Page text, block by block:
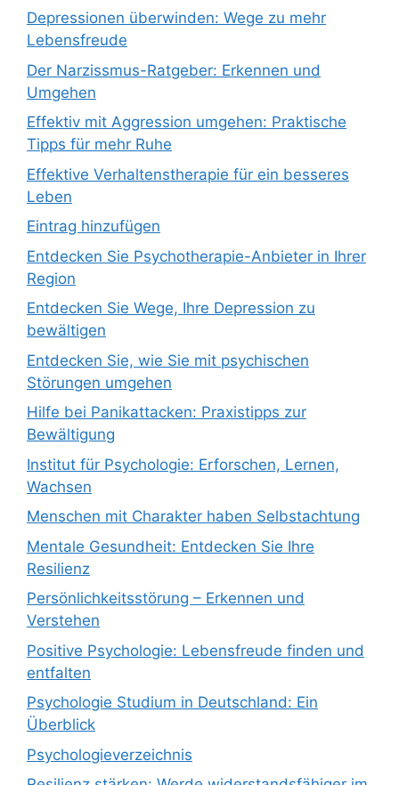
Depressionen überwinden: Wege zu mehr
Lebensfreude
Der Narzissmus-Ratgeber: Erkennen und
Umgehen
Effektiv mit Aggression umgehen: Praktische
Tipps für mehr Ruhe
Effektive Verhaltenstherapie für ein besseres
Leben
Eintrag hinzufügen
Entdecken Sie Psychotherapie-Anbieter in Ihrer
Region
Entdecken Sie Wege, Ihre Depression zu
bewältigen
Entdecken Sie, wie Sie mit psychischen
Störungen umgehen
Hilfe bei Panikattacken: Praxistipps zur
Bewältigung
Institut für Psychologie: Erforschen, Lernen,
Wachsen
Menschen mit Charakter haben Selbstachtung
Mentale Gesundheit: Entdecken Sie Ihre
Resilienz
Persönlichkeitsstörung – Erkennen und
Verstehen
Positive Psychologie: Lebensfreude finden und
entfalten
Psychologie Studium in Deutschland: Ein
Überblick
Psychologieverzeichnis